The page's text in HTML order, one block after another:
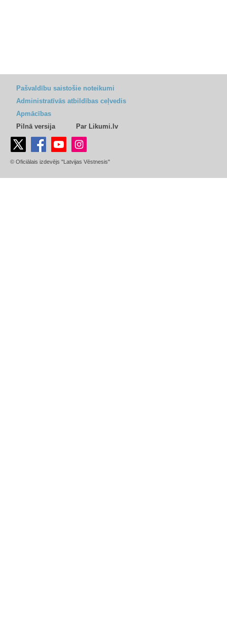
Pašvaldību saistošie noteikumi
Administratīvās atbildības ceļvedis
Apmācības
Pilnā versija
Par Likumi.lv
© Oficiālais izdevējs "Latvijas Vēstnesis"